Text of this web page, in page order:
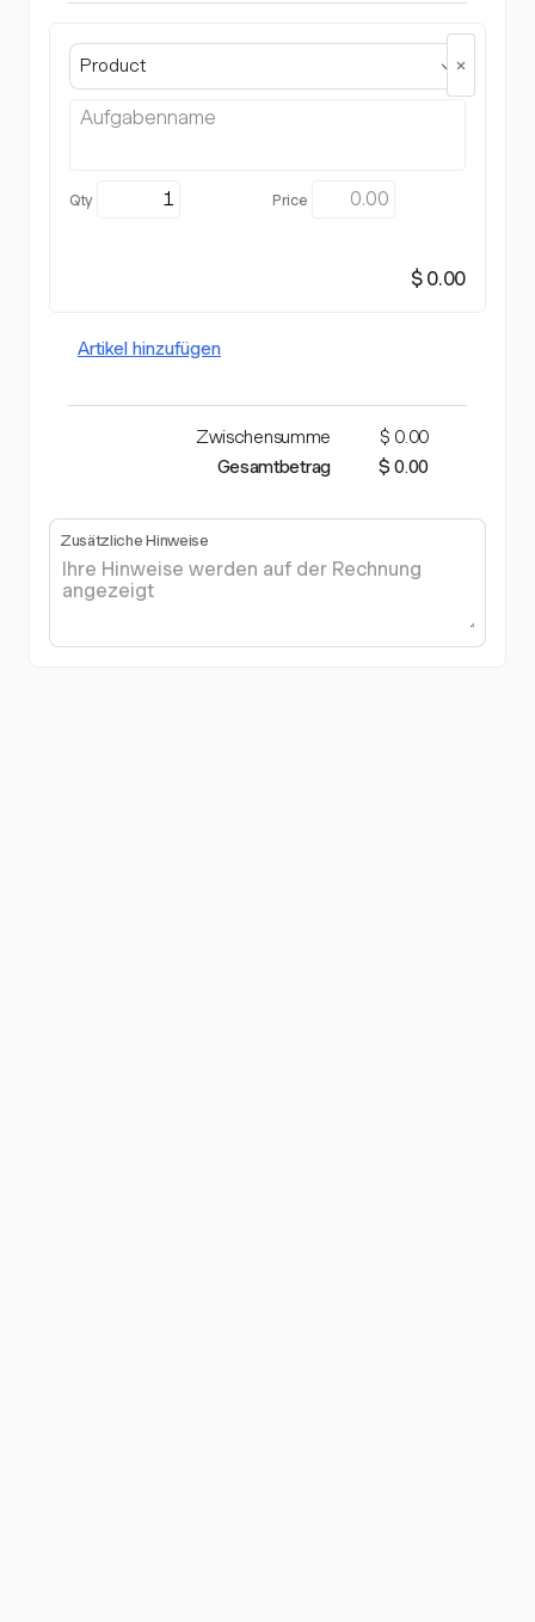
Product
$ 0.00
Artikel hinzufügen
Zwischensumme
$ 0.00
Gesamtbetrag
$ 0.00
Zusätzliche Hinweise